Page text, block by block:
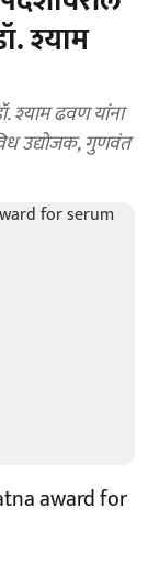
श्याम
श्याम ढवण यांना
उद्योजक, गुणवंत
award for